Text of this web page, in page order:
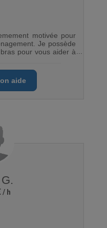
motivée pour
Je possède
pour vous aider à
aide